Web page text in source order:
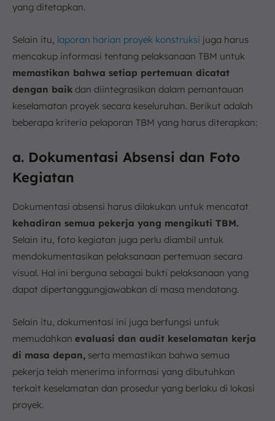
yang ditetapkan.
Selain itu, laporan harian proyek konstruksi juga harus
mencakup informasi tentang pelaksanaan TBM untuk
memastikan bahwa setiap pertemuan dicatat
dengan baik dan diintegrasikan dalam pemantauan
keselamatan proyek secara keseluruhan. Berikut adalah
beberapa kriteria pelaporan TBM yang harus diterapkan:
a. Dokumentasi Absensi dan Foto
Kegiatan
Dokumentasi absensi harus dilakukan untuk mencatat
kehadiran semua pekerja yang mengikuti TBM.
Selain itu, foto kegiatan juga perlu diambil untuk
mendokumentasikan pelaksanaan pertemuan secara
visual. Hal ini berguna sebagai bukti pelaksanaan yang
dapat dipertanggungjawabkan di masa mendatang.
Selain itu, dokumentasi ini juga berfungsi untuk
memudahkan evaluasi dan audit keselamatan kerja
di masa depan, serta memastikan bahwa semua
pekerja telah menerima informasi yang dibutuhkan
terkait keselamatan dan prosedur yang berlaku di lokasi
proyek.